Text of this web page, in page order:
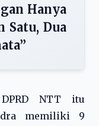
Hanya
Satu, Dua
NTT itu
memiliki 9